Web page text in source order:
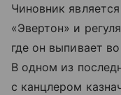
Чиновник
«Эвертон» и
где он выпивает
В одном из
с канцлером